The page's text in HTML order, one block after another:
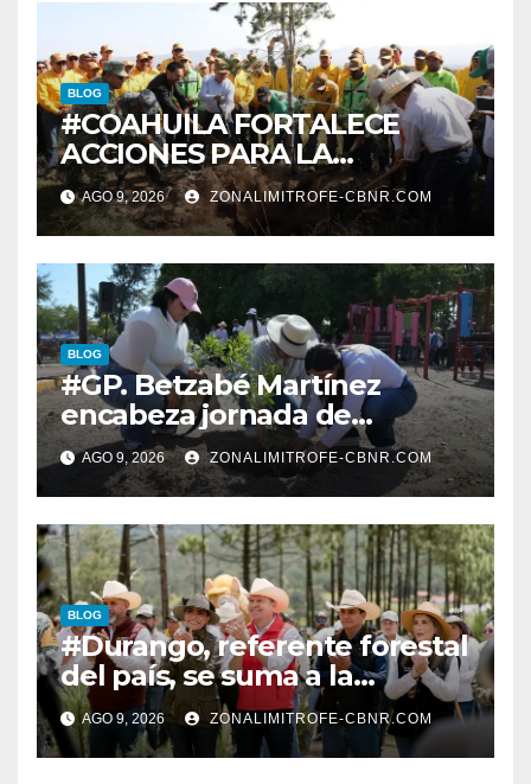
BLOG
#COAHUILA FORTALECE
ACCIONES PARA LA
RESTAURACIÓN Y
PROTECCIÓN DE SUS
ECOSISTEMAS
AGO 9, 2026 ZONALIMITROFE-CBNR.COM
BLOG
#GP. Betzabé Martínez
encabeza jornada de
reforestación en el Parque 5
de Mayo*
AGO 9, 2026 ZONALIMITROFE-CBNR.COM
BLOG
#Durango, referente forestal
del país, se suma a la
Jornada Nacional de
Reforestación de la
Presidenta Claudia con la
AGO 9, 2026 ZONALIMITROFE-CBNR.COM